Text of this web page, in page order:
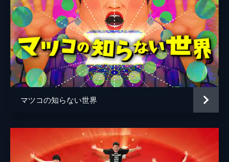
天橋立
■福井敦賀市のパワスポ＜氣比(けひ)神宮＞
から目指すは“日本三景”の京都＜天橋立＞■
初登場のみなみかわ＆Aマッソ加納がハプニ
ングだらけで大ピンチ！ヤバいよ×2■
120分
マツコの知らない世界